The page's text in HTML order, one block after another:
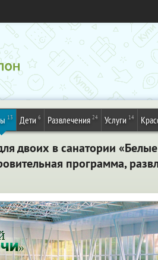
13 Дети 6 Развлечения 24 Услуги 14
​двоих​ ​в​ ​санатории​
программа,